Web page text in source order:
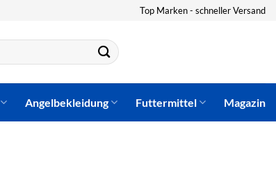
Top Marken - schneller Versand
Angelbekleidung Futtermittel Magazin